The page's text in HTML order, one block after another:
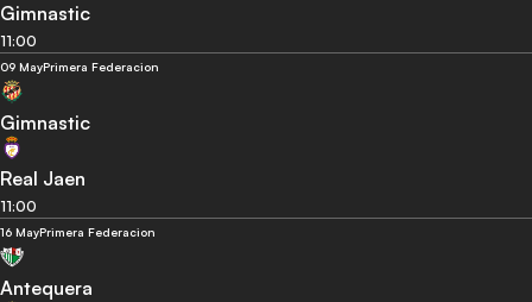
Gimnastic
11:00
09 MayPrimera Federacion
Gimnastic
Real Jaen
11:00
16 MayPrimera Federacion
Antequera